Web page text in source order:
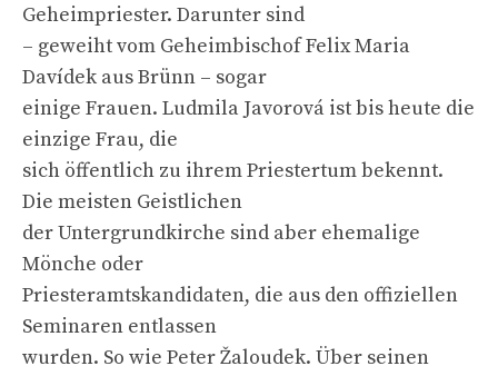
Geheimpriester. Darunter sind
– geweiht vom Geheimbischof Felix Maria
Davídek aus Brünn – sogar
einige Frauen. Ludmila Javorová ist bis heute die
einzige Frau, die
sich öffentlich zu ihrem Priestertum bekennt.
Die meisten Geistlichen
der Untergrundkirche sind aber ehemalige
Mönche oder
Priesteramtskandidaten, die aus den offiziellen
Seminaren entlassen
wurden. So wie Peter Žaloudek. Über seinen